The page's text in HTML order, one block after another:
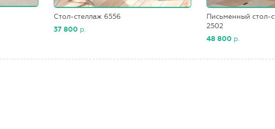
Стол-стеллаж 6556
37 800 р.
Письменный стол-
2502
48 800 р.